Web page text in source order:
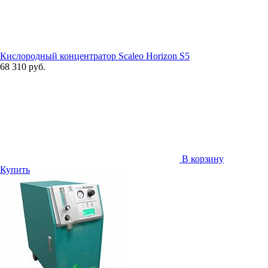
Кислородный концентратор Scaleo Horizon S5
68 310 руб.
В корзину
Купить